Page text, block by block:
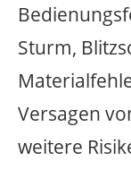
Sturm,
Versagen
weitere